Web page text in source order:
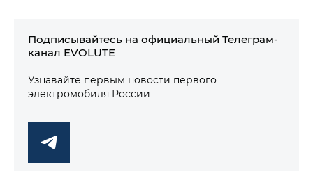
Подписывайтесь на официальный Телеграм-
канал EVOLUTE
Узнавайте первым новости первого
электромобиля России